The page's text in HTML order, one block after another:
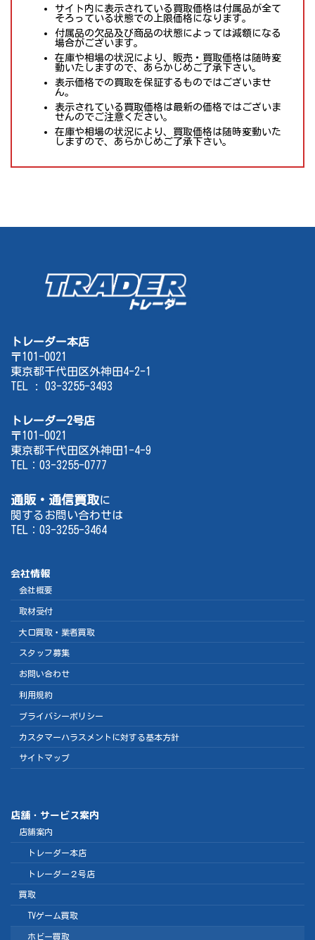
サイト内に表示されている買取価格は付属品が全て
そろっている状態での上限価格になります。
付属品の欠品及び商品の状態によっては減額になる
場合がございます。
在庫や相場の状況により、販売・買取価格は随時変
動いたしますので、あらかじめご了承下さい。
表示価格での買取を保証するものではございませ
ん。
表示されている買取価格は最新の価格ではございま
せんのでご注意ください。
在庫や相場の状況により、買取価格は随時変動いた
しますので、あらかじめご了承下さい。
トレーダー本店
〒101-0021
東京都千代田区外神田4-2-1
TEL : 03-3255-3493
トレーダー2号店
〒101-0021
東京都千代田区外神田1-4-9
TEL：03-3255-0777
通販・通信買取に
関するお問い合わせは
TEL：03-3255-3464
会社情報
会社概要
取材受付
大口買取・業者買取
スタッフ募集
お問い合わせ
利用規約
プライバシーポリシー
カスタマーハラスメントに対する基本方針
サイトマップ
店舗・サービス案内
店舗案内
トレーダー本店
トレーダー２号店
買取
TVゲーム買取
ホビー買取